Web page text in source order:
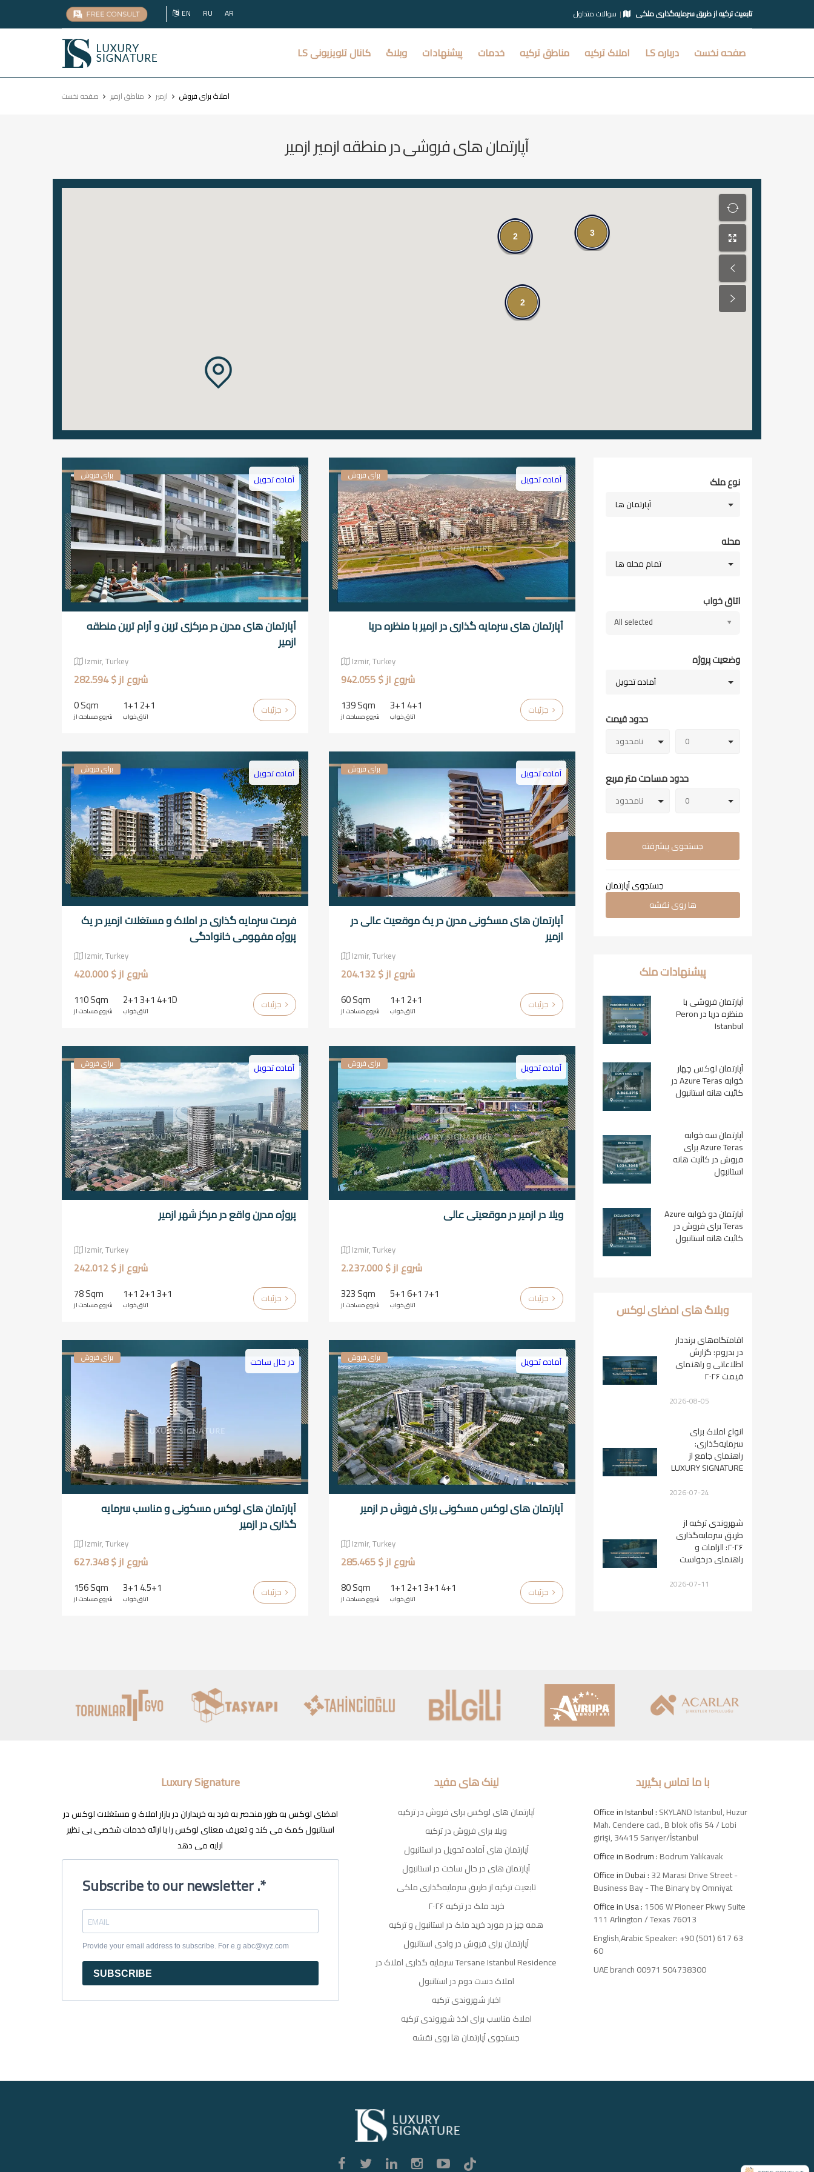
EN RU AR سوالات متداول تابعیت ترکیه از طریق سرمایه‌گذاری ملکی
Luxury
Signature
صفحه نخست درباره LS املاک ترکیه مناطق ترکیه خدمات پیشنهادات وبلاگ کانال تلویزیونی LS
صفحه نخست مناطق ازمیر ازمير املاک برای فروش
آپارتمان های فروشی در منطقه ازمير ازمیر
2 3
2
برای فروش آماده تحویل
آپارتمان های مدرن در مرکزی ترین و آرام ترین منطقه
ازمیر
Izmir, Turkey
شروع از $ 282.594
0 Sqm
شروع مساحت از
1+1 2+1
اتاق خواب
برای فروش آماده تحویل
آپارتمان های سرمایه گذاری در ازمیر با منظره دریا
Izmir, Turkey
شروع از $ 942.055
139 Sqm
شروع مساحت از
3+1 4+1
اتاق خواب
برای فروش آماده تحویل
فرصت سرمایه گذاری در املاک و مستغلات ازمیر در یک
پروژه مفهومی خانوادگی
Izmir, Turkey
شروع از $ 420.000
110 Sqm
شروع مساحت از
2+1 3+1 4+1D
اتاق خواب
برای فروش آماده تحویل
آپارتمان های مسکونی مدرن در یک موقعیت عالی در
ازمیر
Izmir, Turkey
شروع از $ 204.132
60 Sqm
شروع مساحت از
1+1 2+1
اتاق خواب
برای فروش آماده تحویل
پروژه مدرن واقع در مرکز شهر ازمیر
Izmir, Turkey
شروع از $ 242.012
78 Sqm
شروع مساحت از
1+1 2+1 3+1
اتاق خواب
برای فروش آماده تحویل
ویلا در ازمیر در موقعیتی عالی
Izmir, Turkey
شروع از $ 2.237.000
323 Sqm
شروع مساحت از
5+1 6+1 7+1
اتاق خواب
برای فروش در حال ساخت
آپارتمان های لوکس مسکونی و مناسب سرمایه
گذاری در ازمیر
Izmir, Turkey
شروع از $ 627.348
156 Sqm
شروع مساحت از
3+1 4.5+1
اتاق خواب
برای فروش آماده تحویل
آپارتمان های لوکس مسکونی برای فروش در ازمیر
Izmir, Turkey
شروع از $ 285.465
80 Sqm
شروع مساحت از
1+1 2+1 3+1 4+1
اتاق خواب
نوع ملک
آپارتمان ها
محله
تمام محله ها
اتاق خواب
All selected
وضعیت پروژه
آماده تحویل
حدود قیمت
0 نامحدود
حدود مساحت متر مربع
0 نامحدود
جستجوی پیشرفته
جستجوی آپارتمان
ها روی نقشه
پیشنهادات ملک
آپارتمان فروشی با
منظره دریا در Peron
Istanbul
آپارتمان لوکس چهار
خوابه Azure Teras در
کائیت هانه استانبول
آپارتمان سه خوابه
Azure Teras برای
فروش در کائیت هانه
استانبول
آپارتمان دو خوابه Azure
Teras برای فروش در
کائیت هانه استانبول
وبلاگ های امضای لوکس
اقامتگاه‌های برنددار
در بدروم: گزارش
اطلاعاتی و راهنمای
قیمت ۲۰۲۶
2026-08-05
انواع املاک برای
سرمایه‌گذاری:
راهنمای جامع از
LUXURY SIGNATURE
2026-07-24
شهروندی ترکیه از
طریق سرمایه‌گذاری
۲۰۲۶: الزامات و
راهنمای درخواست
2026-07-11
Luxury Signature
امضای لوکس به طور منحصر به فرد به خریداران در بازار املاک و مستغلات لوکس در
استانبول کمک می کند و تعریف معنای لوکس را با ارائه خدمات شخصی بی نظیر
ارایه می دهد
Subscribe to our newsletter .*
Provide your email address to subscribe. For e.g abc@xyz.com
SUBSCRIBE
لینک های مفید
آپارتمان های لوکس برای فروش در ترکیه
ویلا برای فروش در ترکیه
آپارتمان های آماده تحویل در استانبول
آپارتمان های در حال ساخت در استانبول
تابعیت ترکیه از طریق سرمایه‌گذاری ملکی
خرید ملک در ترکیه ۲۰۲۶
همه چیز در مورد خرید ملک در استانبول و ترکیه
آپارتمان برای فروش در وادی استانبول
سرمایه گذاری املاک در Tersane Istanbul Residence
املاک دست دوم در استانبول
اخبار شهروندی ترکیه
املاک مناسب برای اخذ شهروندی ترکیه
جستجوی آپارتمان ها روی نقشه
با ما تماس بگیرید
Office in Istanbul :SKYLAND Istanbul, Huzur
Mah. Cendere cad., B blok ofis 54 / Lobi
girişi, 34415 Sarıyer/İstanbul
Office in Bodrum :Bodrum Yalıkavak
Office in Dubai :32 Marasi Drive Street -
Business Bay - The Binary by Omniyat
Office in Usa :1506 W Pioneer Pkwy Suite
111 Arlington / Texas 76013
English,Arabic Speaker: +90 (501) 617 63
60
UAE branch 00971 504738300